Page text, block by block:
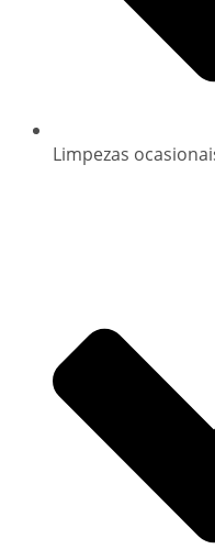
Limpezas